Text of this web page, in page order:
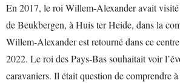
En 2017, le roi Willem-Alexander avait visité
de Beukbergen, à Huis ter Heide, dans la
Willem-Alexander est retourné dans ce
2022. Le roi des Pays-Bas souhaitait voir
caravaniers. Il était question de comprendre